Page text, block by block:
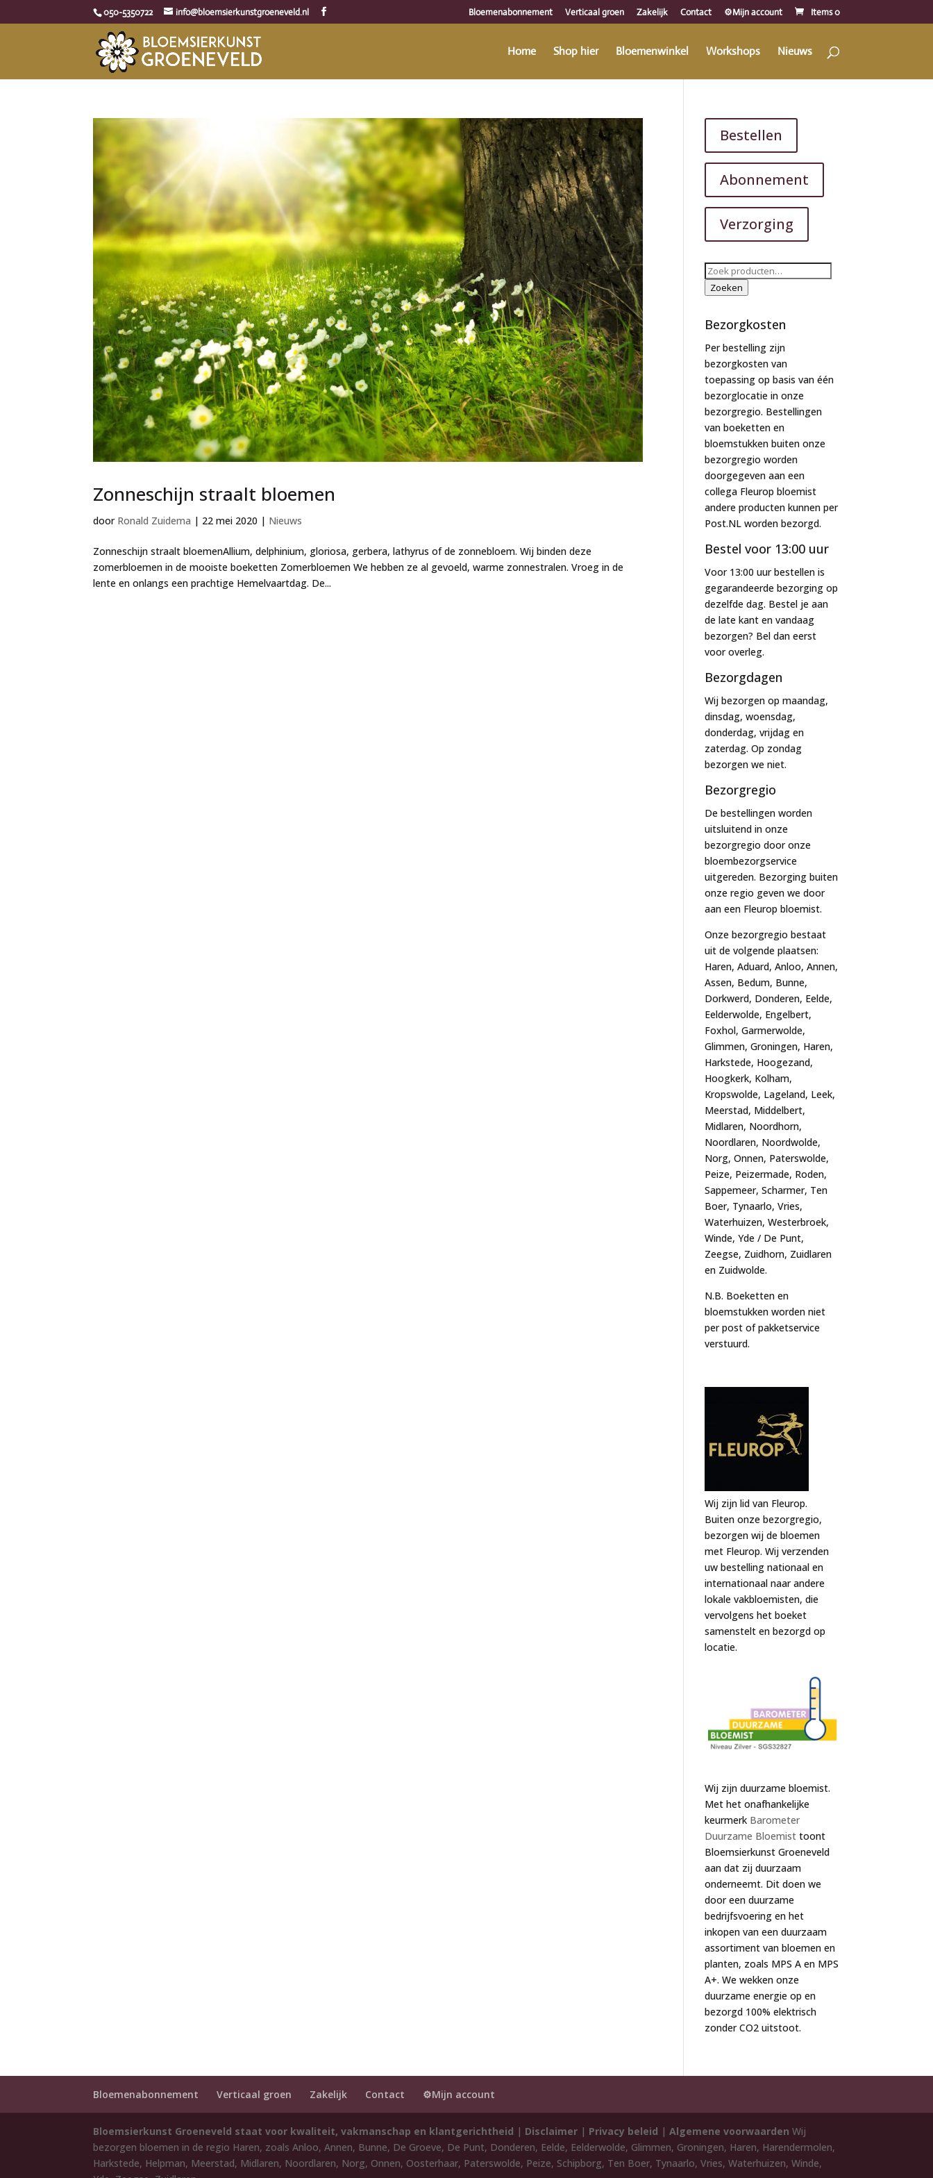
050-5350722 info@bloemsierkunstgroeneveld.nl Bloemenabonnement Verticaal groen Zakelijk Contact ⚙️Mijn account Items 0
Home Shop hier Bloemenwinkel Workshops Nieuws
Zonneschijn straalt bloemen
door Ronald Zuidema | 22 mei 2020 | Nieuws
Zonneschijn straalt bloemenAllium, delphinium, gloriosa, gerbera, lathyrus of de zonnebloem. Wij binden deze
zomerbloemen in de mooiste boeketten Zomerbloemen We hebben ze al gevoeld, warme zonnestralen. Vroeg in de
lente en onlangs een prachtige Hemelvaartdag. De...
Bestellen
Abonnement
Verzorging
Zoeken
naar:
Zoeken
Bezorgkosten
Per bestelling zijn
bezorgkosten van
toepassing op basis van één
bezorglocatie in onze
bezorgregio. Bestellingen
van boeketten en
bloemstukken buiten onze
bezorgregio worden
doorgegeven aan een
collega Fleurop bloemist
andere producten kunnen per
Post.NL worden bezorgd.
Bestel voor 13:00 uur
Voor 13:00 uur bestellen is
gegarandeerde bezorging op
dezelfde dag. Bestel je aan
de late kant en vandaag
bezorgen? Bel dan eerst
voor overleg.
Bezorgdagen
Wij bezorgen op maandag,
dinsdag, woensdag,
donderdag, vrijdag en
zaterdag. Op zondag
bezorgen we niet.
Bezorgregio
De bestellingen worden
uitsluitend in onze
bezorgregio door onze
bloembezorgservice
uitgereden. Bezorging buiten
onze regio geven we door
aan een Fleurop bloemist.
Onze bezorgregio bestaat
uit de volgende plaatsen:
Haren, Aduard, Anloo, Annen,
Assen, Bedum, Bunne,
Dorkwerd, Donderen, Eelde,
Eelderwolde, Engelbert,
Foxhol, Garmerwolde,
Glimmen, Groningen, Haren,
Harkstede, Hoogezand,
Hoogkerk, Kolham,
Kropswolde, Lageland, Leek,
Meerstad, Middelbert,
Midlaren, Noordhorn,
Noordlaren, Noordwolde,
Norg, Onnen, Paterswolde,
Peize, Peizermade, Roden,
Sappemeer, Scharmer, Ten
Boer, Tynaarlo, Vries,
Waterhuizen, Westerbroek,
Winde, Yde / De Punt,
Zeegse, Zuidhorn, Zuidlaren
en Zuidwolde.
N.B. Boeketten en
bloemstukken worden niet
per post of pakketservice
verstuurd.
Wij zijn lid van Fleurop.
Buiten onze bezorgregio,
bezorgen wij de bloemen
met Fleurop. Wij verzenden
uw bestelling nationaal en
internationaal naar andere
lokale vakbloemisten, die
vervolgens het boeket
samenstelt en bezorgd op
locatie.
Wij zijn duurzame bloemist.
Met het onafhankelijke
keurmerk Barometer
Duurzame Bloemist toont
Bloemsierkunst Groeneveld
aan dat zij duurzaam
onderneemt. Dit doen we
door een duurzame
bedrijfsvoering en het
inkopen van een duurzaam
assortiment van bloemen en
planten, zoals MPS A en MPS
A+. We wekken onze
duurzame energie op en
bezorgd 100% elektrisch
zonder CO2 uitstoot.
Bloemenabonnement Verticaal groen Zakelijk Contact ⚙️Mijn account
Bloemsierkunst Groeneveld staat voor kwaliteit, vakmanschap en klantgerichtheid | Disclaimer | Privacy beleid |Algemene voorwaarden Wij
bezorgen bloemen in de regio Haren, zoals Anloo, Annen, Bunne, De Groeve, De Punt, Donderen, Eelde, Eelderwolde, Glimmen, Groningen, Haren, Harendermolen,
Harkstede, Helpman, Meerstad, Midlaren, Noordlaren, Norg, Onnen, Oosterhaar, Paterswolde, Peize, Schipborg, Ten Boer, Tynaarlo, Vries, Waterhuizen, Winde,